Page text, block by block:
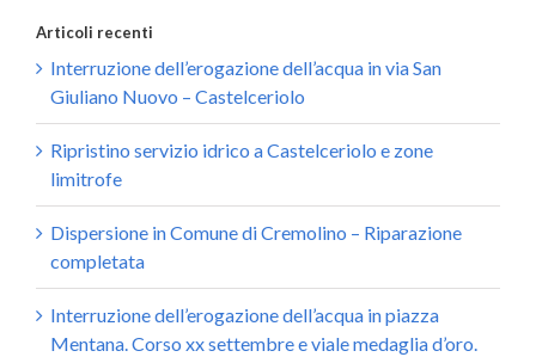
Articoli recenti
Interruzione dell’erogazione dell’acqua in via San
Giuliano Nuovo – Castelceriolo
Ripristino servizio idrico a Castelceriolo e zone
limitrofe
Dispersione in Comune di Cremolino – Riparazione
completata
Interruzione dell’erogazione dell’acqua in piazza
Mentana. Corso xx settembre e viale medaglia d’oro.